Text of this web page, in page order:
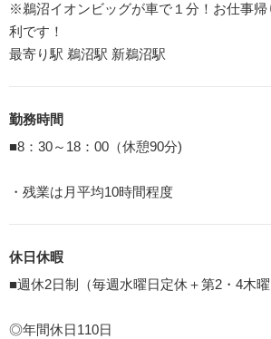
※鵜沼イオンビッグが車で１分！お仕事帰
利です！
最寄り駅 鵜沼駅 新鵜沼駅
勤務時間
■8：30～18：00（休憩90分)
・残業は月平均10時間程度
休日休暇
■週休2日制（毎週水曜日定休＋第2・4木曜
◎年間休日110日